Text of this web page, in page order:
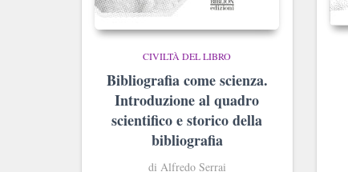
CIVILTÀ DEL LIBRO
Bibliografia come scienza.
Introduzione al quadro
scientifico e storico della
bibliografia
di Alfredo Serrai